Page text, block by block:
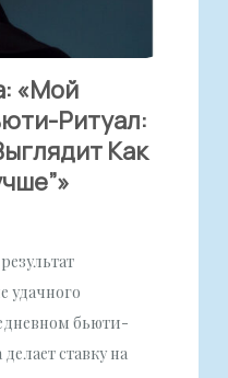
«Мой
Ритуал:
Как
удачного
бьюти-
ставку на